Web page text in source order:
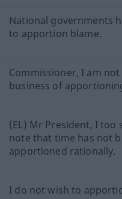
National governments
to apportion blame.
Commissioner, I am
business of
(EL) Mr President, I too
note that time has not
apportioned rationally.
I do not wish to